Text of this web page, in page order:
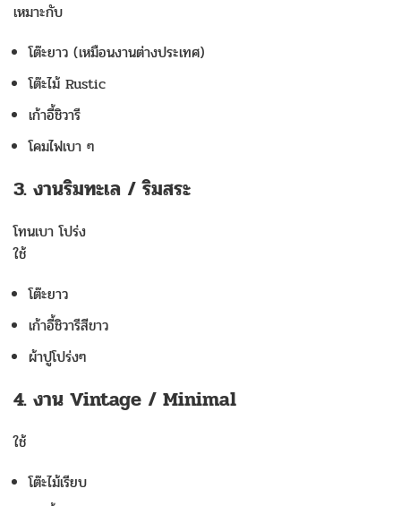
เหมาะกับ
โต๊ะยาว (เหมือนงานต่างประเทศ)
โต๊ะไม้ Rustic
เก้าอี้ชิวารี
โคมไฟเบา ๆ
3. งานริมทะเล / ริมสระ
โทนเบา โปร่ง
ใช้
โต๊ะยาว
เก้าอี้ชิวารีสีขาว
ผ้าปูโปร่งๆ
4. งาน Vintage / Minimal
ใช้
โต๊ะไม้เรียบ